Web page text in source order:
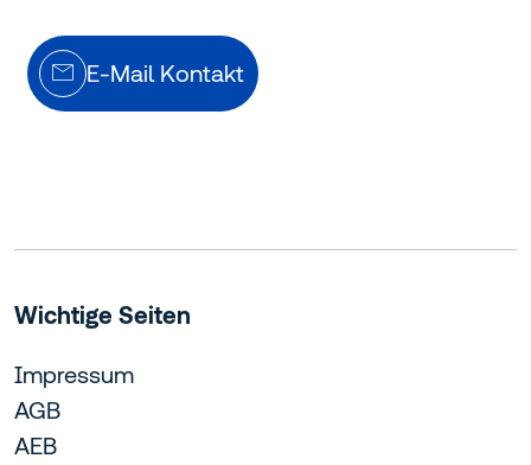
E-Mail Kontakt
Wichtige Seiten
Impressum
AGB
AEB